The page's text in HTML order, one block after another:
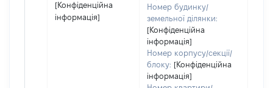
[Конфіденційна
інформація]
Номер будинку/
земельної ділянки:
[Конфіденційна
інформація]
Номер корпусу/секції/
блоку: [Конфіденційна
інформація]